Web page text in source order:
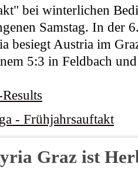
bei winterlichen
Samstag. In der
besiegt Austria im
5:3 in Feldbach
- Frühjahrsauftakt
Graz ist